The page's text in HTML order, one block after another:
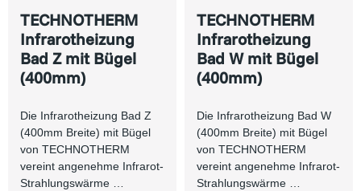
TECHNOTHERM
Infrarotheizung
Bad Z mit Bügel
(400mm)
Die Infrarotheizung Bad Z
(400mm Breite) mit Bügel
von TECHNOTHERM
vereint angenehme Infrarot-
Strahlungswärme …
TECHNOTHERM
Infrarotheizung
Bad W mit Bügel
(400mm)
Die Infrarotheizung Bad W
(400mm Breite) mit Bügel
von TECHNOTHERM
vereint angenehme Infrarot-
Strahlungswärme …